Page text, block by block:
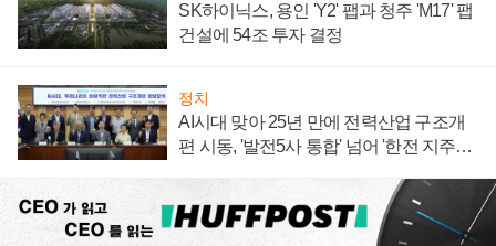
SK하이닉스, 용인 'Y2' 팹과 청주 'M17' 팹
건설에 54조 투자 결정
정치
AI시대 맞아 25년 만에 전력산업 구조개
편 시동, '발전5사 통합' 넘어 '한전 지주사'